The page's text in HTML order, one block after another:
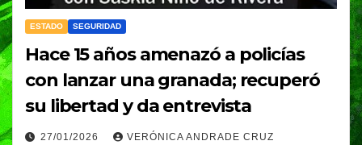
ESTADO SEGURIDAD
Hace 15 años amenazó a policías
con lanzar una granada; recuperó
su libertad y da entrevista
27/01/2026 VERÓNICA ANDRADE CRUZ